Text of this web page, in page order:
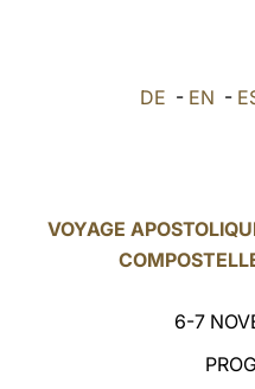
DE - EN -
VOYAGE
6-7